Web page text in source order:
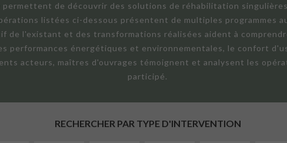
de découvrir des solutions de réhabilitation
listées ci-dessous présentent de multiples programmes
de l'existant et des transformations réalisées aident à
performances énergétiques et environnementales, le confort
acteurs, maîtres d'ouvrages témoignent et analysent les
participé.
RECHERCHER PAR TYPE D'INTERVENTION